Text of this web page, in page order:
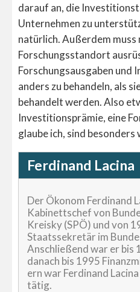
darauf an, die
Unternehmen zu
natürlich. Außerdem muss
Forschungsstandort
Forschungsausgaben und
anders zu behandeln, als
behandelt werden. Also
Investitionsprämie, eine
glaube ich, sind besonders
Ferdinand Lacina
Der Ökonom Ferdinand
Kabinettschef von
Kreisky (SPÖ) und von
Staatssekretär im
Anschließend war er bis
danach bis 1995
ern war Ferdinand
tätig.